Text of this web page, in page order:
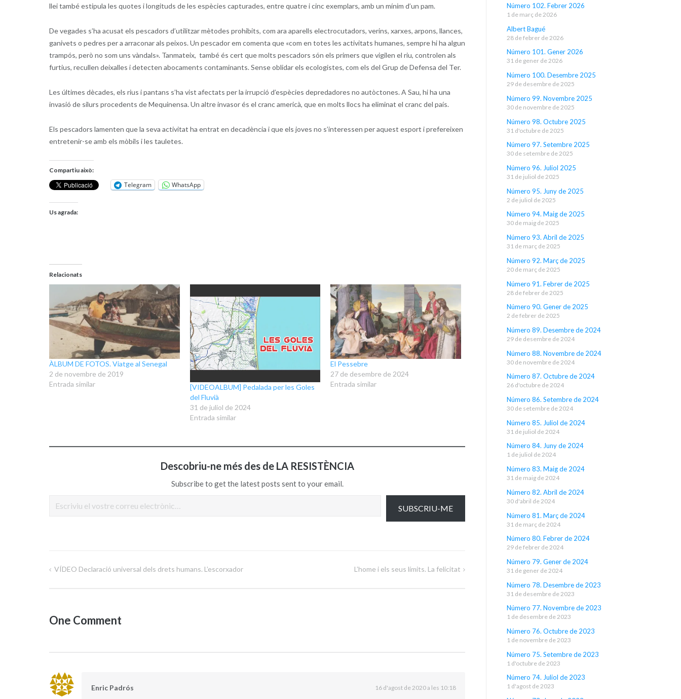
llei també estipula les quotes i longituds de les espècies capturades, entre quatre i cinc exemplars, amb un mínim d’un pam.
De vegades s’ha acusat els pescadors d’utilitzar mètodes prohibits, com ara aparells electrocutadors, verins, xarxes, arpons, llances,
ganivets o pedres per a arraconar als peixos. Un pescador em comenta que «com en totes les activitats humanes, sempre hi ha algun
trampós, però no som uns vàndals». Tanmateix, també és cert que molts pescadors són els primers que vigilen el riu, controlen als
furtius, recullen deixalles i detecten abocaments contaminants. Sense oblidar els ecologistes, com els del Grup de Defensa del Ter.
Les últimes dècades, els rius i pantans s’ha vist afectats per la irrupció d’espècies depredadores no autòctones. A Sau, hi ha una
invasió de silurs procedents de Mequinensa. Un altre invasor és el cranc americà, que en molts llocs ha eliminat el cranc del país.
Els pescadors lamenten que la seva activitat ha entrat en decadència i que els joves no s’interessen per aquest esport i prefereixen
entretenir-se amb els mòbils i les tauletes.
Compartiu això:
Telegram WhatsApp
Us agrada:
Relacionats
ÀLBUM DE FOTOS. Viatge al Senegal
2 de novembre de 2019
Entrada similar
[VIDEOALBUM] Pedalada per les Goles
del Fluvià
31 de juliol de 2024
Entrada similar
El Pessebre
27 de desembre de 2024
Entrada similar
Descobriu-ne més des de LA RESISTÈNCIA
Subscribe to get the latest posts sent to your email.
SUBSCRIU-ME
Navegació
VÍDEO Declaració universal dels drets humans. L’escorxador L’home i els seus límits. La felicitat
One Comment
Enric Padrós 16 d'agost de 2020 a les 10:18
Número 102. Febrer 2026
1 de març de 2026
Albert Bagué
28 de febrer de 2026
Número 101. Gener 2026
31 de gener de 2026
Número 100. Desembre 2025
29 de desembre de 2025
Número 99. Novembre 2025
30 de novembre de 2025
Número 98. Octubre 2025
31 d'octubre de 2025
Número 97. Setembre 2025
30 de setembre de 2025
Número 96. Juliol 2025
31 de juliol de 2025
Número 95. Juny de 2025
2 de juliol de 2025
Número 94. Maig de 2025
30 de maig de 2025
Número 93. Abril de 2025
31 de març de 2025
Número 92. Març de 2025
20 de març de 2025
Número 91. Febrer de 2025
28 de febrer de 2025
Número 90. Gener de 2025
2 de febrer de 2025
Número 89. Desembre de 2024
29 de desembre de 2024
Número 88. Novembre de 2024
30 de novembre de 2024
Número 87. Octubre de 2024
26 d'octubre de 2024
Número 86. Setembre de 2024
30 de setembre de 2024
Número 85. Juliol de 2024
31 de juliol de 2024
Número 84. Juny de 2024
1 de juliol de 2024
Número 83. Maig de 2024
31 de maig de 2024
Número 82. Abril de 2024
30 d'abril de 2024
Número 81. Març de 2024
31 de març de 2024
Número 80. Febrer de 2024
29 de febrer de 2024
Número 79. Gener de 2024
31 de gener de 2024
Número 78. Desembre de 2023
31 de desembre de 2023
Número 77. Novembre de 2023
1 de desembre de 2023
Número 76. Octubre de 2023
1 de novembre de 2023
Número 75. Setembre de 2023
1 d'octubre de 2023
Número 74. Juliol de 2023
1 d'agost de 2023